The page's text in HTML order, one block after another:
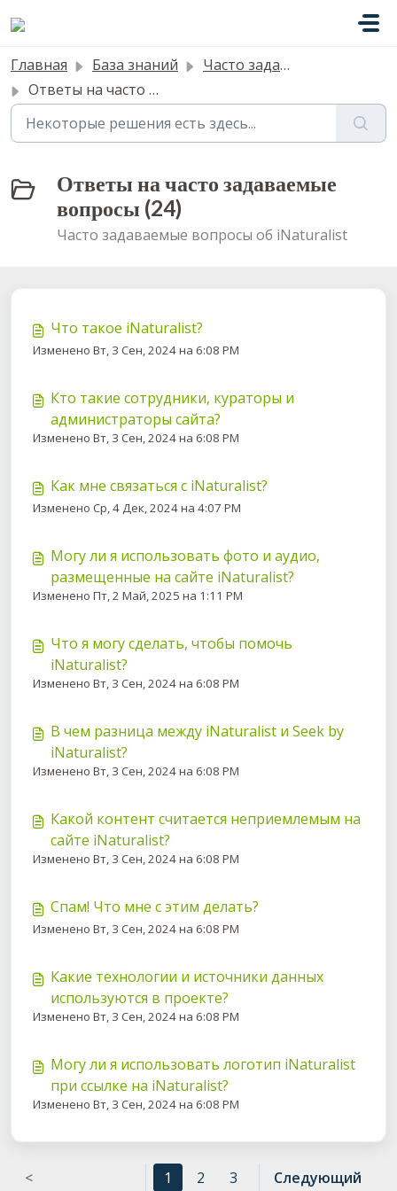
Главная База знаний
Часто задаваемые вопросы
Ответы на часто задаваемые вопросы
Ответы на часто задаваемые
вопросы (24)
Часто задаваемые вопросы об iNaturalist
Что такое iNaturalist?
Изменено Вт, 3 Сен, 2024 на 6:08 PM
Кто такие сотрудники, кураторы и
администраторы сайта?
Изменено Вт, 3 Сен, 2024 на 6:08 PM
Как мне связаться с iNaturalist?
Изменено Ср, 4 Дек, 2024 на 4:07 PM
Могу ли я использовать фото и аудио,
размещенные на сайте iNaturalist?
Изменено Пт, 2 Май, 2025 на 1:11 PM
Что я могу сделать, чтобы помочь
iNaturalist?
Изменено Вт, 3 Сен, 2024 на 6:08 PM
В чем разница между iNaturalist и Seek by
iNaturalist?
Изменено Вт, 3 Сен, 2024 на 6:08 PM
Какой контент считается неприемлемым на
сайте iNaturalist?
Изменено Вт, 3 Сен, 2024 на 6:08 PM
Спам! Что мне с этим делать?
Изменено Вт, 3 Сен, 2024 на 6:08 PM
Какие технологии и источники данных
используются в проекте?
Изменено Вт, 3 Сен, 2024 на 6:08 PM
Могу ли я использовать логотип iNaturalist
при ссылке на iNaturalist?
Изменено Вт, 3 Сен, 2024 на 6:08 PM
<
1 2 3
Следующий